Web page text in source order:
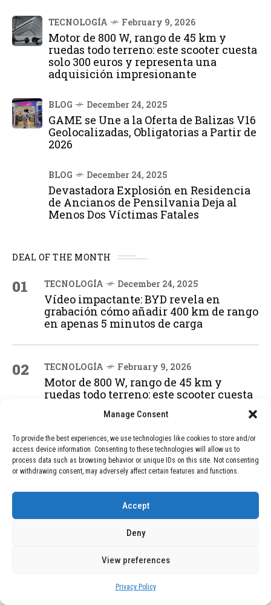
Manage Consent
To provide the best experiences, we use technologies like cookies to store and/or
access device information. Consenting to these technologies will allow us to
process data such as browsing behavior or unique IDs on this site. Not consenting
or withdrawing consent, may adversely affect certain features and functions.
Accept
Deny
View preferences
Privacy Policy
TECNOLOGÍA February 9, 2026
Motor de 800 W, rango de 45 km y
ruedas todo terreno: este scooter cuesta
solo 300 euros y representa una
adquisición impresionante
BLOG December 24, 2025
GAME se Une a la Oferta de Balizas V16
Geolocalizadas, Obligatorias a Partir de
2026
BLOG December 24, 2025
Devastadora Explosión en Residencia
de Ancianos de Pensilvania Deja al
Menos Dos Víctimas Fatales
DEAL OF THE MONTH
01 TECNOLOGÍA December 24, 2025
Vídeo impactante: BYD revela en
grabación cómo añadir 400 km de rango
en apenas 5 minutos de carga
02 TECNOLOGÍA February 9, 2026
Motor de 800 W, rango de 45 km y
ruedas todo terreno: este scooter cuesta
adquisición impresionante
03 BLOG December 24, 2025
GAME se Une a la Oferta de Balizas V16
Geolocalizadas, Obligatorias a Partir de
Devastadora Explosión en Residencia
Menos Dos Víctimas Fatales